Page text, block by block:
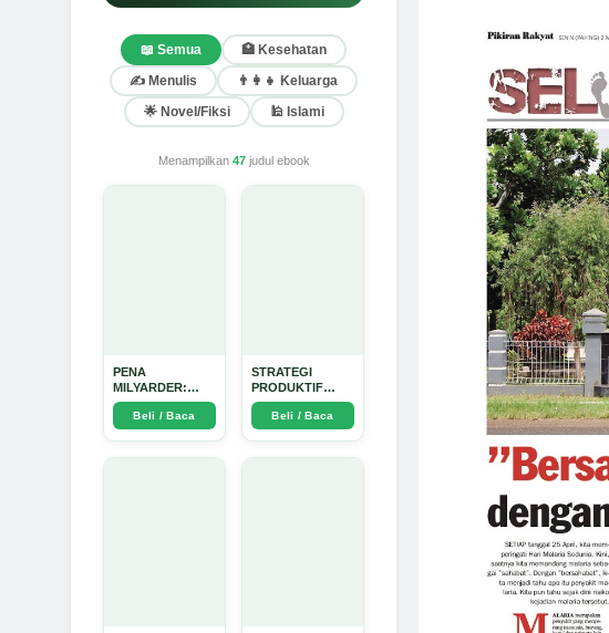
📖 Semua
🏥 Kesehatan
✍️ Menulis
👨‍👩‍👧 Keluarga
🌟 Novel/Fiksi
🕌 Islami
Menampilkan 47judul ebook
PENA
MILYARDER:
Kisah, Rahasia
Sukses, dan
Panduan Menjadi
Beli / Baca
STRATEGI
PRODUKTIF
MENULIS
UPDATE - Arda
Dinata
Beli / Baca